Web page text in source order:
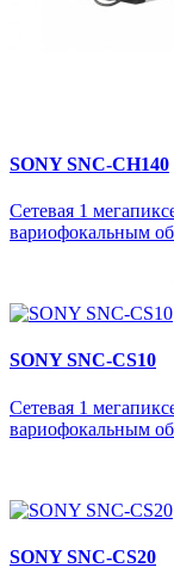
SONY SNC-CH140
Сетевая 1
вариофокальным
SONY SNC-CS10
Сетевая 1
вариофокальным
SONY SNC-CS20